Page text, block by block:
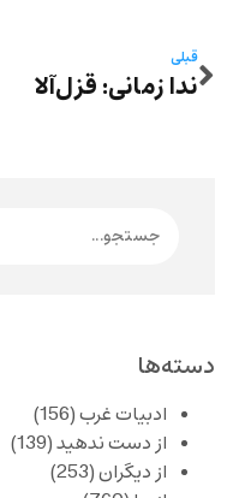
قبلی
ندا زمانی: قزل‌آلا
دسته‌ها
ادبیات غرب(156)
از دست ندهید(139)
از دیگران(253)